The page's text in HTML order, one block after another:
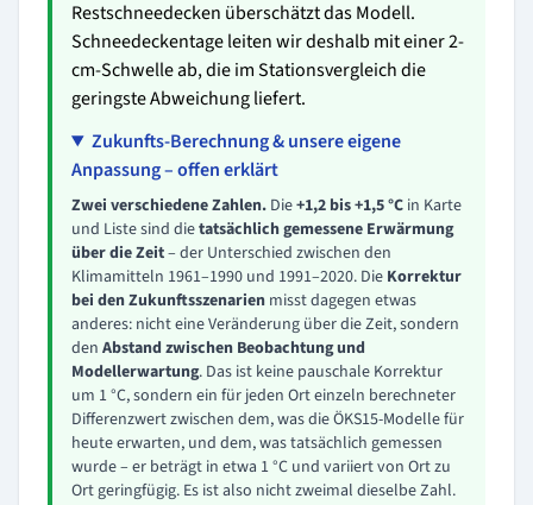
Restschneedecken überschätzt das Modell.
Schneedeckentage leiten wir deshalb mit einer 2-
cm-Schwelle ab, die im Stationsvergleich die
geringste Abweichung liefert.
Zukunfts-Berechnung & unsere eigene
Anpassung – offen erklärt
Zwei verschiedene Zahlen. Die+1,2 bis +1,5 °C in Karte
und Liste sind dietatsächlich gemessene Erwärmung
über die Zeit– der Unterschied zwischen den
Klimamitteln 1961–1990 und 1991–2020. Die Korrektur
bei den Zukunftsszenarien misst dagegen etwas
anderes: nicht eine Veränderung über die Zeit, sondern
den Abstand zwischen Beobachtung und
Modellerwartung. Das ist keine pauschale Korrektur
um 1 °C, sondern ein für jeden Ort einzeln berechneter
Differenzwert zwischen dem, was die ÖKS15-Modelle für
heute erwarten, und dem, was tatsächlich gemessen
wurde – er beträgt in etwa 1 °C und variiert von Ort zu
Ort geringfügig. Es ist also nicht zweimal dieselbe Zahl.